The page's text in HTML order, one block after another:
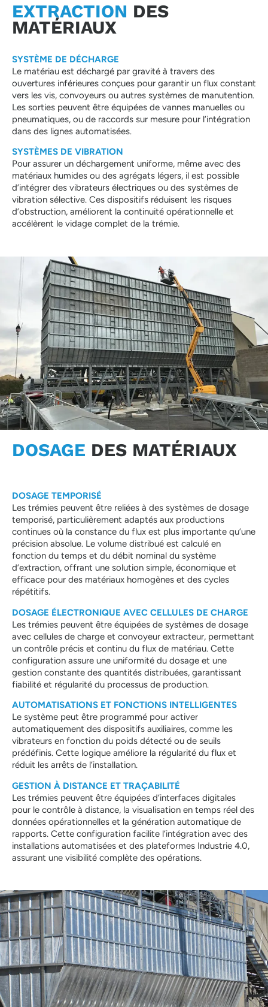
EXTRACTION DES
MATÉRIAUX
SYSTÈME DE DÉCHARGE
Le matériau est déchargé par gravité à travers des
ouvertures inférieures conçues pour garantir un flux constant
vers les vis, convoyeurs ou autres systèmes de manutention.
Les sorties peuvent être équipées de vannes manuelles ou
pneumatiques, ou de raccords sur mesure pour l’intégration
dans des lignes automatisées.
SYSTÈMES DE VIBRATION
Pour assurer un déchargement uniforme, même avec des
matériaux humides ou des agrégats légers, il est possible
d’intégrer des vibrateurs électriques ou des systèmes de
vibration sélective. Ces dispositifs réduisent les risques
d’obstruction, améliorent la continuité opérationnelle et
accélèrent le vidage complet de la trémie.
DOSAGE DES MATÉRIAUX
DOSAGE TEMPORISÉ
Les trémies peuvent être reliées à des systèmes de dosage
temporisé, particulièrement adaptés aux productions
continues où la constance du flux est plus importante qu’une
précision absolue. Le volume distribué est calculé en
fonction du temps et du débit nominal du système
d’extraction, offrant une solution simple, économique et
efficace pour des matériaux homogènes et des cycles
répétitifs.
DOSAGE ÉLECTRONIQUE AVEC CELLULES DE CHARGE
Les trémies peuvent être équipées de systèmes de dosage
avec cellules de charge et convoyeur extracteur, permettant
un contrôle précis et continu du flux de matériau. Cette
configuration assure une uniformité du dosage et une
gestion constante des quantités distribuées, garantissant
fiabilité et régularité du processus de production.
AUTOMATISATIONS ET FONCTIONS INTELLIGENTES
Le système peut être programmé pour activer
automatiquement des dispositifs auxiliaires, comme les
vibrateurs en fonction du poids détecté ou de seuils
prédéfinis. Cette logique améliore la régularité du flux et
réduit les arrêts de l’installation.
GESTION À DISTANCE ET TRAÇABILITÉ
Les trémies peuvent être équipées d’interfaces digitales
pour le contrôle à distance, la visualisation en temps réel des
données opérationnelles et la génération automatique de
rapports. Cette configuration facilite l’intégration avec des
installations automatisées et des plateformes Industrie 4.0,
assurant une visibilité complète des opérations.